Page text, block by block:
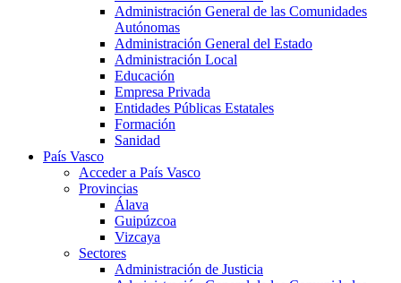
Administración General de las Comunidades
Autónomas
Administración General del Estado
Administración Local
Educación
Empresa Privada
Entidades Públicas Estatales
Formación
Sanidad
País Vasco
Acceder a País Vasco
Provincias
Álava
Guipúzcoa
Vizcaya
Sectores
Administración de Justicia